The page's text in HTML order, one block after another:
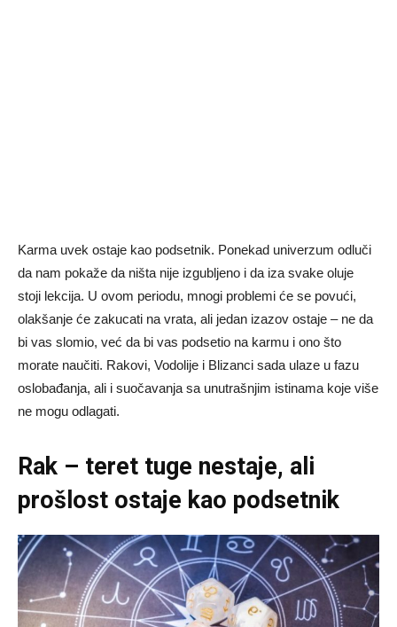
Karma uvek ostaje kao podsetnik. Ponekad univerzum odluči
da nam pokaže da ništa nije izgubljeno i da iza svake oluje
stoji lekcija. U ovom periodu, mnogi problemi će se povući,
olakšanje će zakucati na vrata, ali jedan izazov ostaje – ne da
bi vas slomio, već da bi vas podsetio na karmu i ono što
morate naučiti. Rakovi, Vodolije i Blizanci sada ulaze u fazu
oslobađanja, ali i suočavanja sa unutrašnjim istinama koje više
ne mogu odlagati.
Rak – teret tuge nestaje, ali
prošlost ostaje kao podsetnik